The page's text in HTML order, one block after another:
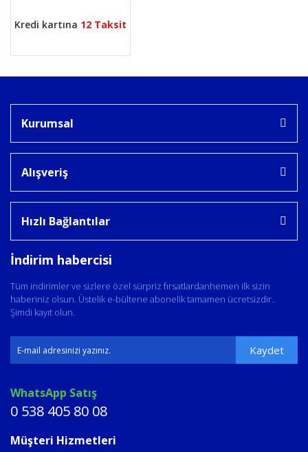
Kredi kartına 12 Taksit
Kurumsal
Alışveriş
Hızlı Bağlantılar
İndirim habercisi
Tüm indirimler ve sizlere özel sürpriz fırsatlardanhemen ilk sizin
haberiniz olsun. Üstelik e-bültene abonelik tamamen ücretsizdir..
Şimdi kayıt olun.
Kaydet
WhatsApp Satış
0 538 405 80 08
Müşteri Hizmetleri